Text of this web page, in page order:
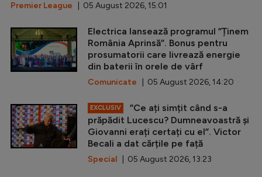
Premier League | 05 August 2026, 15:01
Electrica lansează programul ”Ținem
România Aprinsă”. Bonus pentru
prosumatorii care livrează energie
din baterii în orele de vârf
Comunicate | 05 August 2026, 14:20
EXCLUSIV
”Ce ați simțit când s-a
prăpădit Lucescu? Dumneavoastră și
Giovanni erați certați cu el”. Victor
Becali a dat cărțile pe față
Special | 05 August 2026, 13:23